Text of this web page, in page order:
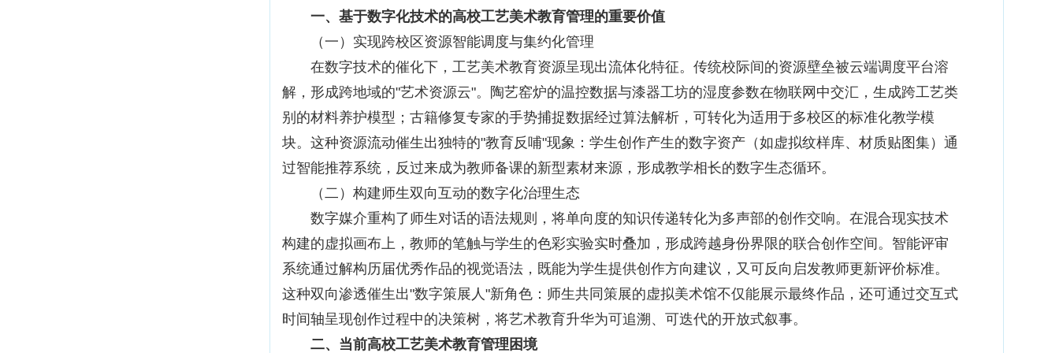
一、基于数字化技术的高校工艺美术教育管理的重要价值
（一）实现跨校区资源智能调度与集约化管理
在数字技术的催化下，工艺美术教育资源呈现出流体化特征。传统校际间的资源壁垒被云端调度平台溶
解，形成跨地域的"艺术资源云"。陶艺窑炉的温控数据与漆器工坊的湿度参数在物联网中交汇，生成跨工艺类
别的材料养护模型；古籍修复专家的手势捕捉数据经过算法解析，可转化为适用于多校区的标准化教学模
块。这种资源流动催生出独特的"教育反哺"现象：学生创作产生的数字资产（如虚拟纹样库、材质贴图集）通
过智能推荐系统，反过来成为教师备课的新型素材来源，形成教学相长的数字生态循环。
（二）构建师生双向互动的数字化治理生态
数字媒介重构了师生对话的语法规则，将单向度的知识传递转化为多声部的创作交响。在混合现实技术
构建的虚拟画布上，教师的笔触与学生的色彩实验实时叠加，形成跨越身份界限的联合创作空间。智能评审
系统通过解构历届优秀作品的视觉语法，既能为学生提供创作方向建议，又可反向启发教师更新评价标准。
这种双向渗透催生出"数字策展人"新角色：师生共同策展的虚拟美术馆不仅能展示最终作品，还可通过交互式
时间轴呈现创作过程中的决策树，将艺术教育升华为可追溯、可迭代的开放式叙事。
二、当前高校工艺美术教育管理困境